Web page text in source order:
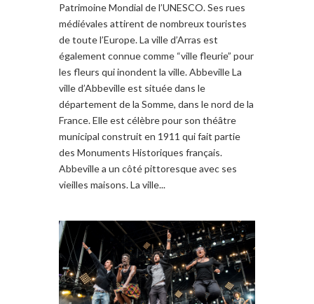
Patrimoine Mondial de l’UNESCO. Ses rues
médiévales attirent de nombreux touristes
de toute l’Europe. La ville d’Arras est
également connue comme “ville fleurie” pour
les fleurs qui inondent la ville. Abbeville La
ville d’Abbeville est située dans le
département de la Somme, dans le nord de la
France. Elle est célèbre pour son théâtre
municipal construit en 1911 qui fait partie
des Monuments Historiques français.
Abbeville a un côté pittoresque avec ses
vieilles maisons. La ville...